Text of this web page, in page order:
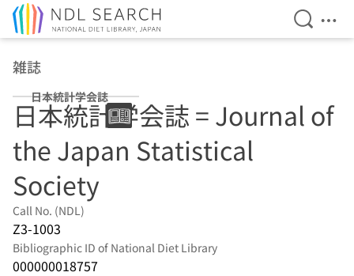
Open
雑誌
日本統計学会誌
日本統計学会誌 = Journal of
the Japan Statistical
Society
Call No. (NDL)
Z3-1003
Bibliographic ID of National Diet Library
000000018757